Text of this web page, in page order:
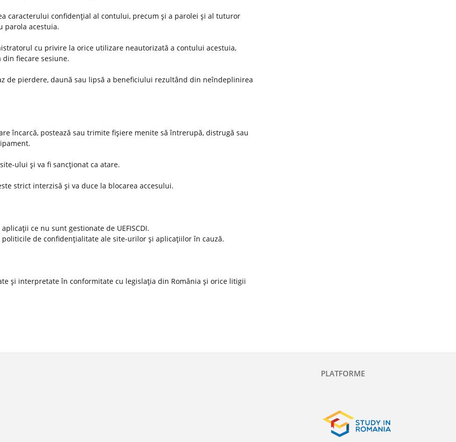
caracterului confidenţial al contului, precum şi a parolei şi al tuturor
parola acestuia.
cu privire la orice utilizare neautorizată a contului acestuia,
din fiecare sesiune.
de pierdere, daună sau lipsă a beneficiului rezultând din neîndeplinirea
încarcă, postează sau trimite fişiere menite să întrerupă, distrugă sau
ului şi va fi sancţionat ca atare.
strict interzisă şi va duce la blocarea accesului.
ce nu sunt gestionate de UEFISCDI.
de confidenţialitate ale site-urilor şi aplicaţiilor în cauză.
şi interpretate în conformitate cu legislaţia din România şi orice litigii
PLATFORME